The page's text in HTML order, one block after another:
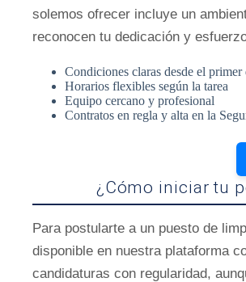
solemos ofrecer incluye un
reconocen tu dedicación y
Condiciones claras desde el primer
Horarios flexibles según la tarea
Equipo cercano y profesional
Contratos en regla y alta en la
¿Cómo iniciar tu
Para postularte a un puesto de
disponible en nuestra plataforma
candidaturas con regularidad,